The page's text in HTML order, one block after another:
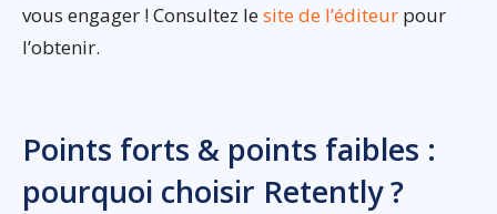
vous engager ! Consultez lesite de l’éditeur pour
l’obtenir.
Points forts & points faibles :
pourquoi choisir Retently ?